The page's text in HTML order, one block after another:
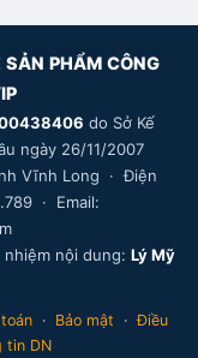
SẢN PHẨM CÔNG
do Sở Kế
ngày 26/11/2007
Vĩnh Long · Điện
· Email:
nội dung: Lý Mỹ
· Bảo mật ·Điều
tin DN